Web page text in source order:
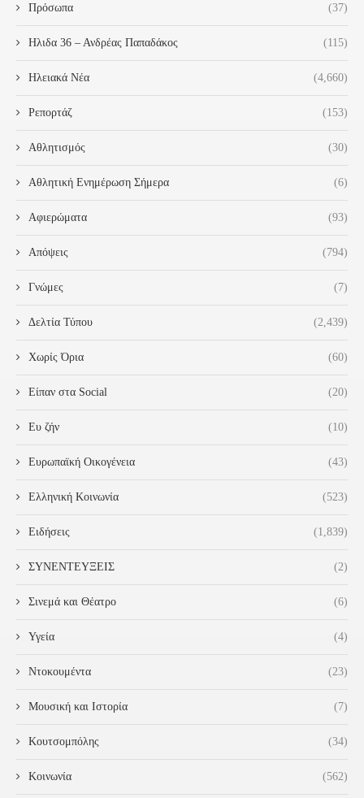
Πρόσωπα (37)
Ηλιδα 36 – Ανδρέας Παπαδάκος (115)
Ηλειακά Νέα (4,660)
Ρεπορτάζ (153)
Αθλητισμός (30)
Αθλητική Ενημέρωση Σήμερα (6)
Αφιερώματα (93)
Απόψεις (794)
Γνώμες (7)
Δελτία Τύπου (2,439)
Χωρίς Όρια (60)
Είπαν στα Social (20)
Ευ ζήν (10)
Ευρωπαϊκή Οικογένεια (43)
Ελληνική Κοινωνία (523)
Ειδήσεις (1,839)
ΣΥΝΕΝΤΕΥΞΕΙΣ (2)
Σινεμά και Θέατρο (6)
Υγεία (4)
Ντοκουμέντα (23)
Μουσική και Ιστορία (7)
Κουτσομπόλης (34)
Κοινωνία (562)